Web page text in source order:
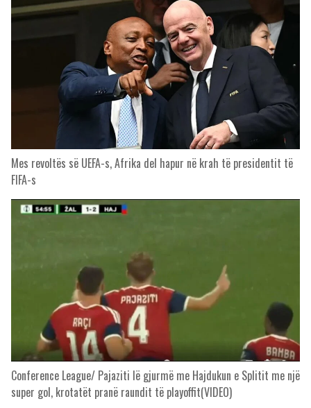
Mes revoltës së UEFA-s, Afrika del hapur në krah të presidentit të
FIFA-s
Conference League/ Pajaziti lë gjurmë me Hajdukun e Splitit me një
super gol, krotatët pranë raundit të playoffit(VIDEO)